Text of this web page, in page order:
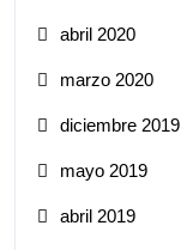
abril 2020
marzo 2020
diciembre 2019
mayo 2019
abril 2019